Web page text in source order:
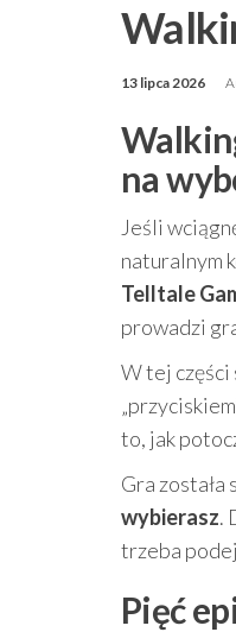
13 lipca 2026
na
Jeśli
naturalnym
Telltale
prowadzi
W tej części
to, jak
Gra
wybierasz.
trzeba
Pięć